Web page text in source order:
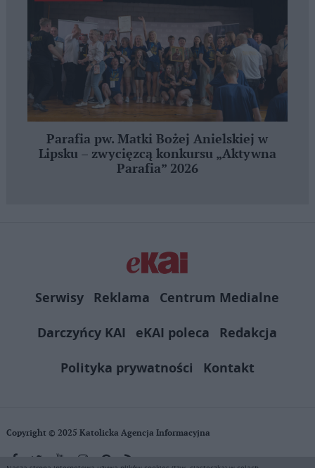
Parafia pw. Matki Bożej Anielskiej w
Lipsku – zwycięzcą konkursu „Aktywna
Parafia” 2026
Serwisy Reklama
Centrum Medialne
Darczyńcy KAI
eKAI poleca
Redakcja
Polityka prywatności
Kontakt
Copyright © 2025 Katolicka Agencja Informacyjna